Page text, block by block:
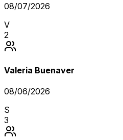
08/07/2026
V
2
Valeria Buenaver
08/06/2026
S
3